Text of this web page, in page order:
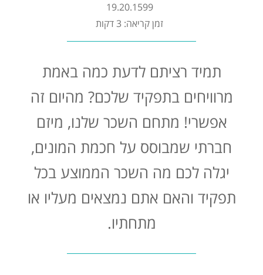
19.20.1599
זמן קריאה: 3 דקות
תמיד רציתם לדעת כמה באמת
מרוויחים בתפקיד שלכם? מהיום זה
אפשרי! מתחם השכר שלנו, מיזם
חברתי שמבוסס על חכמת המונים,
יגלה לכם מה השכר הממוצע בכל
תפקיד והאם אתם נמצאים מעליו או
מתחתיו.